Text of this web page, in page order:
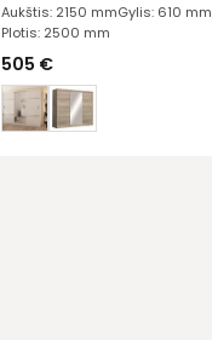
Aukštis: 2150 mmGylis: 610 mm
Plotis: 2500 mm
505 €